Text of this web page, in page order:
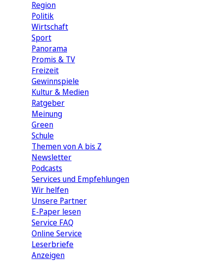
Region
Politik
Wirtschaft
Sport
Panorama
Promis & TV
Freizeit
Gewinnspiele
Kultur & Medien
Ratgeber
Meinung
Green
Schule
Themen von A bis Z
Newsletter
Podcasts
Services und Empfehlungen
Wir helfen
Unsere Partner
E-Paper lesen
Service FAQ
Online Service
Leserbriefe
Anzeigen